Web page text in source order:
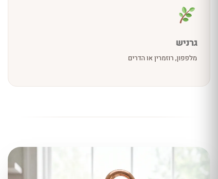
גרניש
מלפפון, רוזמרין או הדרים